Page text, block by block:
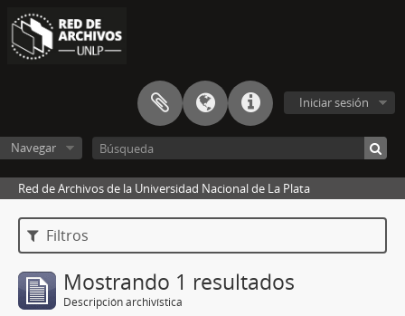
Iniciar sesión
Navegar
Red de Archivos de la Universidad Nacional de La Plata
Filtros
Mostrando 1 resultados
Descripción archivística